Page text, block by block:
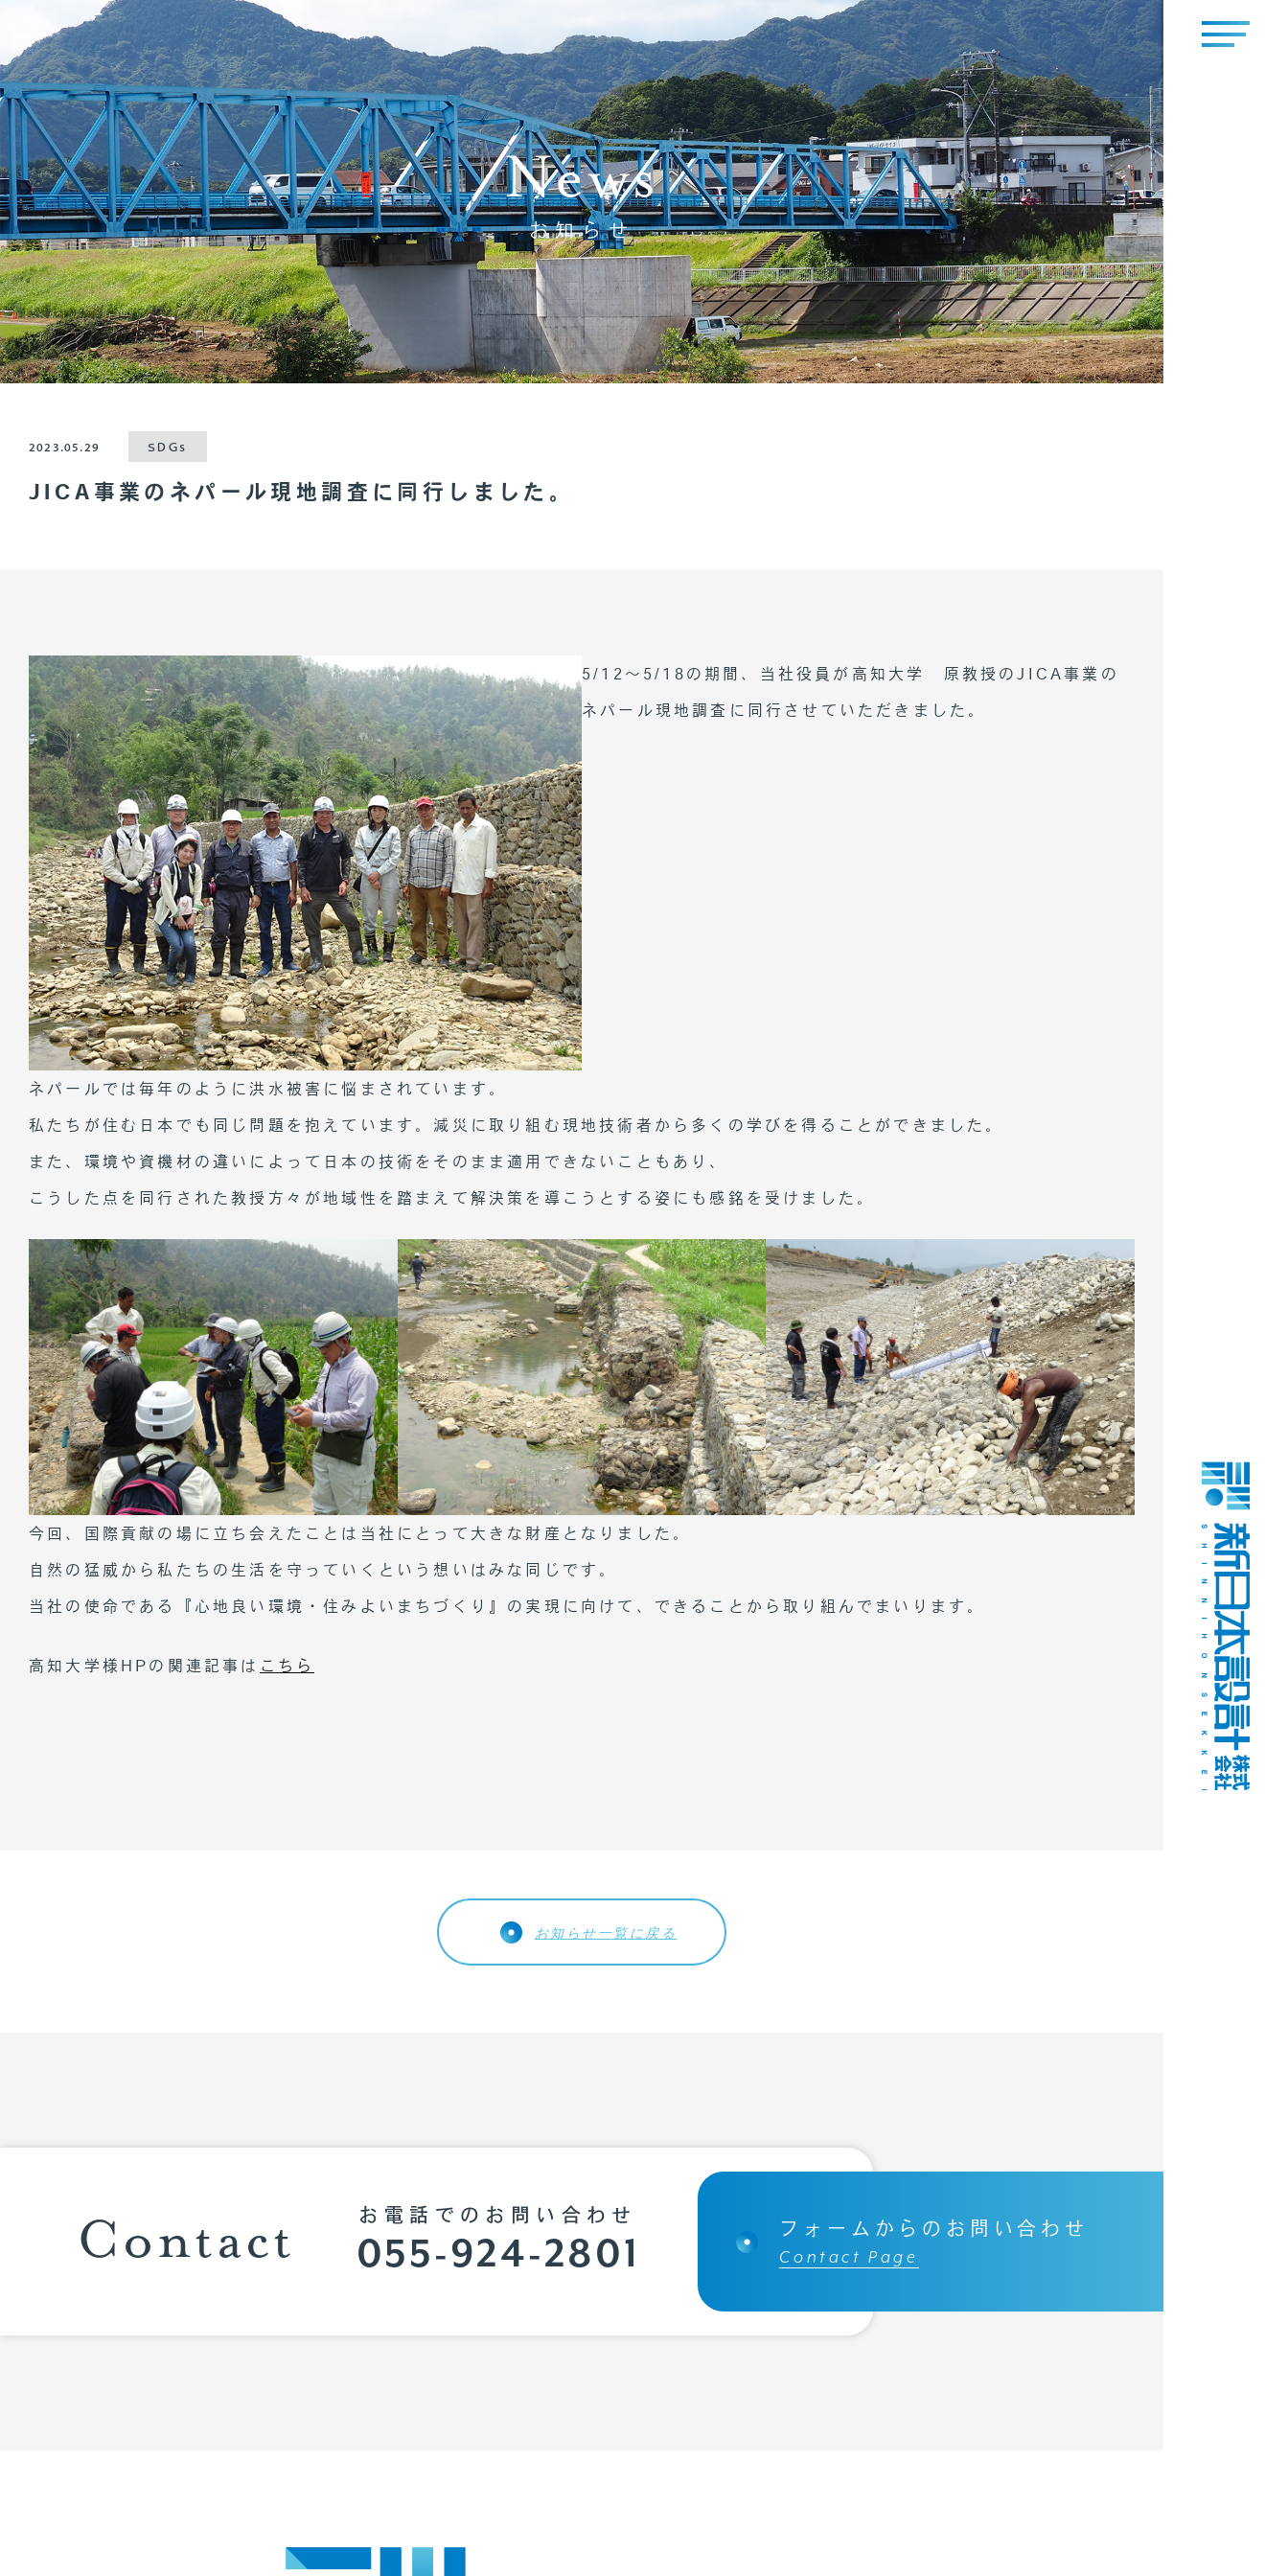
トップページ
私たちについて
お知らせ
事業内容
会社概要
News
お知らせ
2023.05.29 SDGs
JICA事業のネパール現地調査に同行しました。
5/12～5/18の期間、当社役員が高知大学 原教授のJICA事業の
ネパール現地調査に同行させていただきました。
ネパールでは毎年のように洪水被害に悩まされています。
私たちが住む日本でも同じ問題を抱えています。減災に取り組む現地技術者から多くの学びを得ることができました。
また、環境や資機材の違いによって日本の技術をそのまま適用できないこともあり、
こうした点を同行された教授方々が地域性を踏まえて解決策を導こうとする姿にも感銘を受けました。
今回、国際貢献の場に立ち会えたことは当社にとって大きな財産となりました。
自然の猛威から私たちの生活を守っていくという想いはみな同じです。
当社の使命である『心地良い環境・住みよいまちづくり』の実現に向けて、できることから取り組んでまいります。
高知大学様HPの関連記事は こちら
お知らせ一覧に戻る
Contact お電話でのお問い合わせ
055-924-2801
フォームからのお問い合わせ
Contact Page